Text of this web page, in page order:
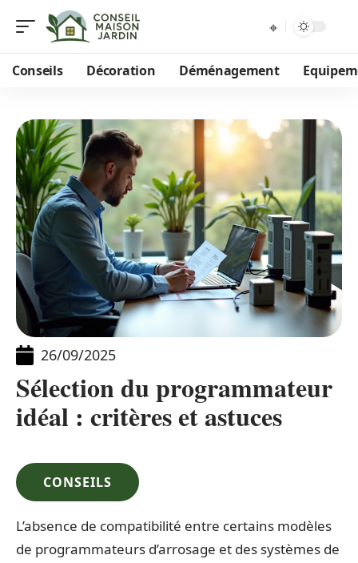
Conseils Décoration Déménagement
26/09/2025
Sélection du programmateur
idéal : critères et astuces
CONSEILS
L’absence de compatibilité entre certains modèles
de programmateurs d’arrosage et des systèmes de